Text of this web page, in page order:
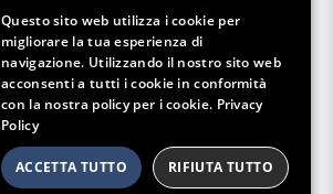
Questo sito web utilizza i cookie per
migliorare la tua esperienza di
navigazione. Utilizzando il nostro sito web
acconsenti a tutti i cookie in conformità
con la nostra policy per i cookie. Privacy
Policy
ACCETTA TUTTO RIFIUTA TUTTO